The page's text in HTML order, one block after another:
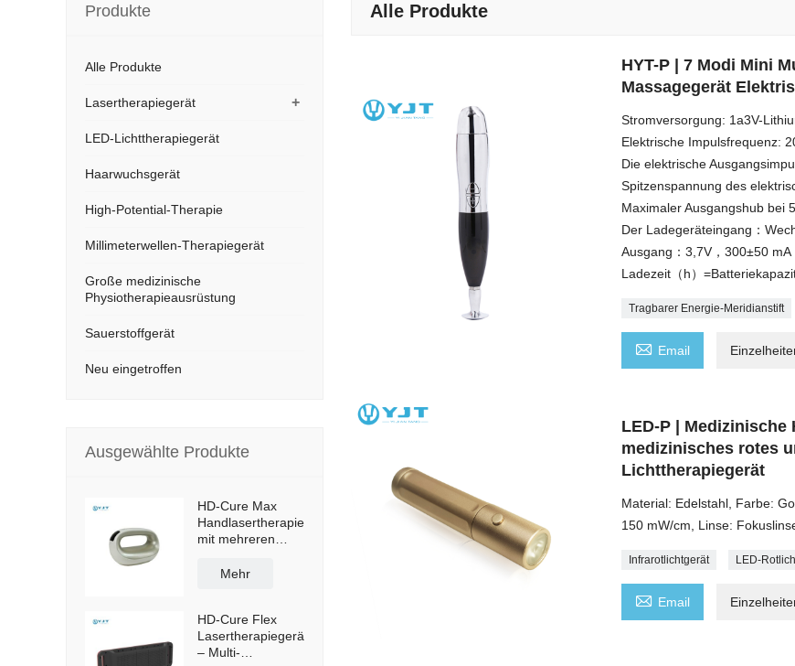
Alle Produkte
HYT-P | 7 Modi Mini
Massagegerät
Stromversorgung: 1a3V-
Elektrische Impulsfrequenz:
Die elektrische
Spitzenspannung des
Maximaler Ausgangshub bei
Der Ladegeräteingang：
Ausgang：3,7V，300±50 mA
Ladezeit（h）
Tragbarer Energie-Meridianstift
 Email
LED-P |
medizinisches rotes
Lichttherapiegerät
Material: Edelstahl, Farbe:
150 mW/cm, Linse:
Infrarotlichtgerät LED-
 Email
Produkte
Alle Produkte
+
Lasertherapiegerät
LED-Lichttherapiegerät
Haarwuchsgerät
High-Potential-Therapie
Millimeterwellen-Therapiegerät
Große medizinische
Physiotherapieausrüstung
Sauerstoffgerät
Neu eingetroffen
Ausgewählte Produkte
HD-Cure Max
Handlasertherapiegerät
mit mehreren
Gerät zur
(OEM)
Mehr
HD-Cure Flex
Lasertherapiegerät
– Multi-